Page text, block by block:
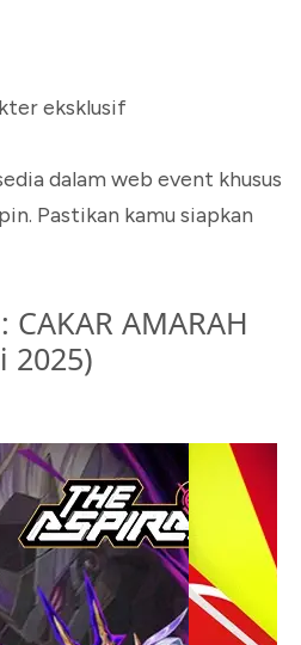
eksklusif
dalam web event khusus
Pastikan kamu siapkan
AMARAH
2025)